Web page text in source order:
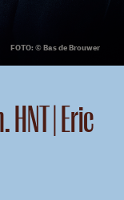
FOTO: © Bas de Brouwer
| Eric